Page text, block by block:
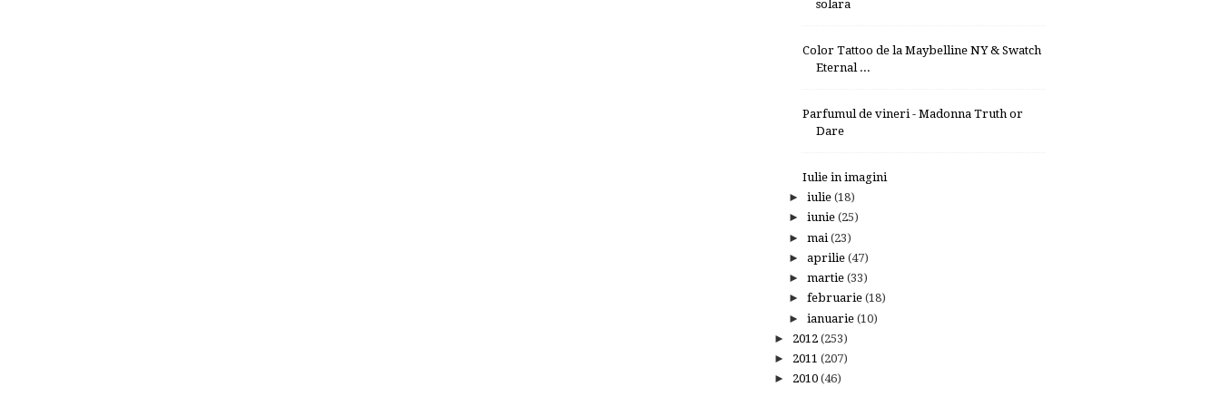
solara
Color Tattoo de la Maybelline NY & Swatch
Eternal ...
Parfumul de vineri - Madonna Truth or
Dare
Iulie in imagini
► iulie (18)
► iunie (25)
► mai (23)
► aprilie (47)
► martie (33)
► februarie (18)
► ianuarie (10)
► 2012 (253)
► 2011 (207)
► 2010 (46)